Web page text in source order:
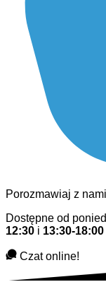
Porozmawiaj z nami
Dostępne od
12:30 i 13:30-18:00
Czat online!